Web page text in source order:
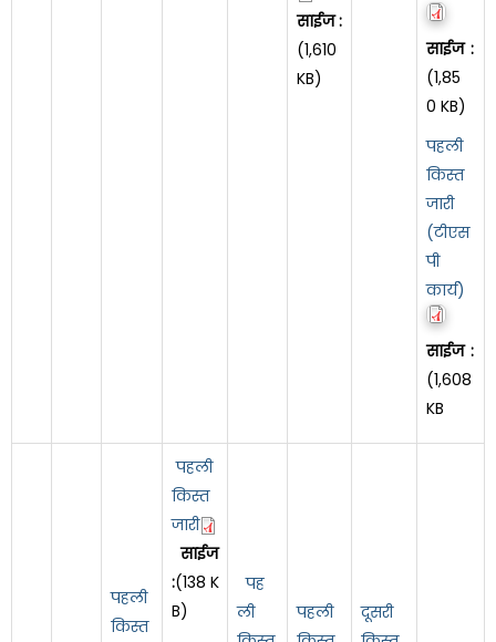
साईज :
(1,610
KB)
साईज :
(1,85
0 KB)
पहली
किस्त
जारी
(टीएस
पी
कार्य)
साईज :
(1,608
KB
पहली
किस्त
पहली
किस्त
जारी
साईज
:(138 K
B)
पह
ली
पहली
दूसरी